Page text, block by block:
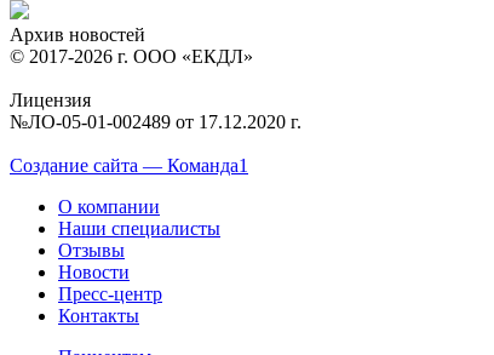
Архив новостей
© 2017-2026 г. ООО «ЕКДЛ»
Лицензия
№ЛО-05-01-002489 от 17.12.2020 г.
Создание сайта — Команда1
О компании
Наши специалисты
Отзывы
Новости
Пресс-центр
Контакты